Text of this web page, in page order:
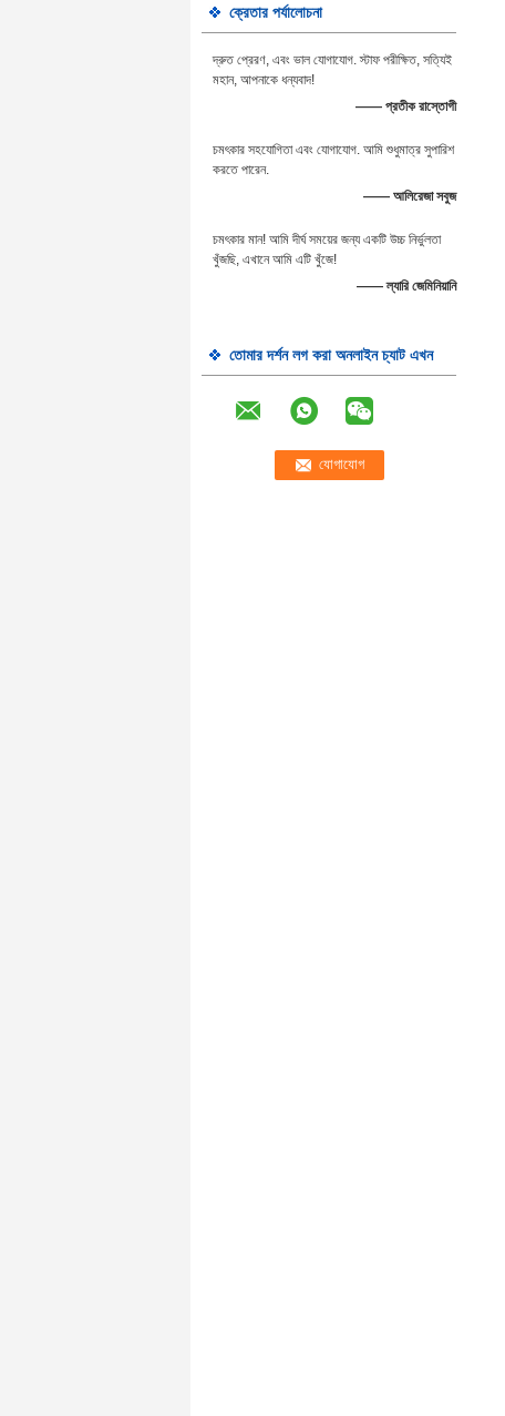
ক্রেতার পর্যালোচনা
দ্রুত প্রেরণ, এবং ভাল যোগাযোগ. স্টাফ পরীক্ষিত, সত্যিই
মহান, আপনাকে ধন্যবাদ!
—— প্রতীক রাস্তোগী
চমৎকার সহযোগিতা এবং যোগাযোগ. আমি শুধুমাত্র সুপারিশ
করতে পারেন.
—— আলিরেজা সবুজ
চমৎকার মান! আমি দীর্ঘ সময়ের জন্য একটি উচ্চ নির্ভুলতা
খুঁজছি, এখানে আমি এটি খুঁজে!
—— ল্যারি জেমিনিয়ানি
তোমার দর্শন লগ করা অনলাইন চ্যাট এখন